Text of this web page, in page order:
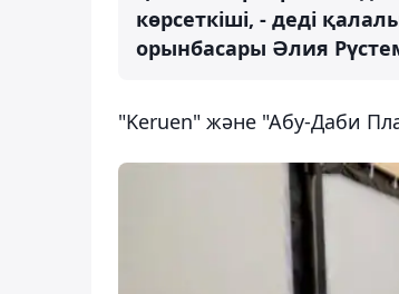
көрсеткіші, - деді
орынбасары Әлия
"Keruen" және "Абу-Даби